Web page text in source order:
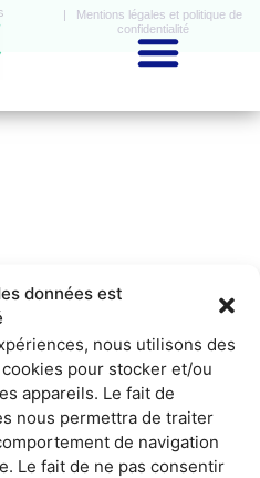
données est
nous utilisons des
pour stocker et/ou
appareils. Le fait de
nous permettra de traiter
de navigation
Le fait de ne pas consentir
| Mentions légales et politique de
confidentialité